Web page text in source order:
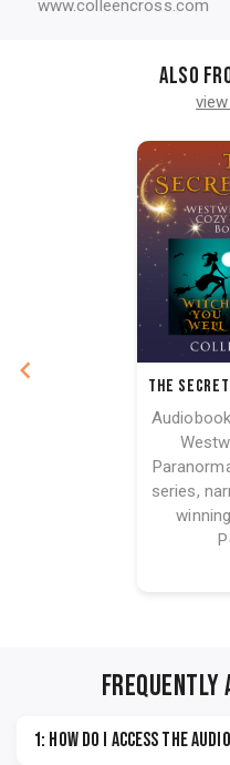
www.colleencross.com
Also
series,
FREQUENTLY
1: How do I access the